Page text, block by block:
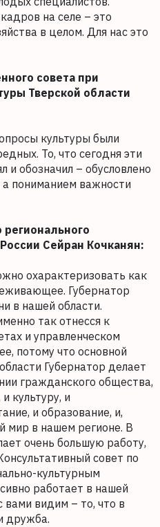
на селе – это
в целом. Для нас это
совета при
Тверской области
культуры были
То, что сегодня эти
и обозначил – обусловлено
а пониманием важности
Сейран Кочканян:
охарактеризовать как
Губернатор
в нашей области.
так отнесся к
и управленческом
потому что основной
Губернатор делает
гражданского общества,
культуру, и
и образование, и,
мир в нашем регионе. В
очень большую работу,
совет по
культурным
работает в нашей
вами видим – то, что в
дружба.